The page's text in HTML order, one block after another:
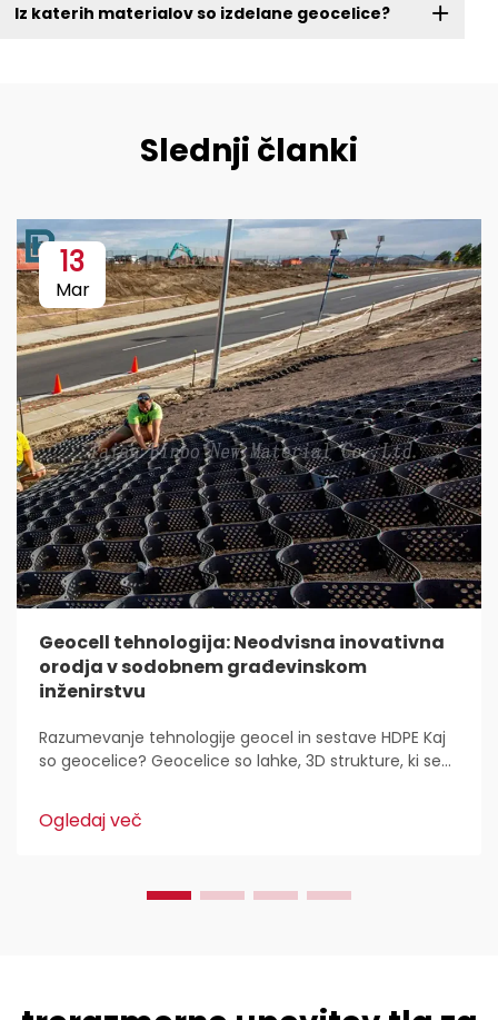
Iz katerih materialov so izdelane geocelice?
Slednji članki
13
Mar
Geocell tehnologija: Neodvisna inovativna
orodja v sodobnem građevinskom
inženirstvu
Razumevanje tehnologije geocel in sestave HDPE Kaj
so geocelice? Geocelice so lahke, 3D strukture, ki se
gradbeništvu. Inženirji civilne zaščite jih imajo radi,
ker...
Ogledaj več